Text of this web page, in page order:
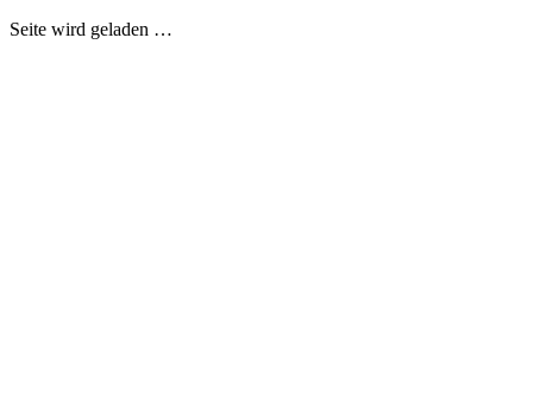
Seite wird geladen …